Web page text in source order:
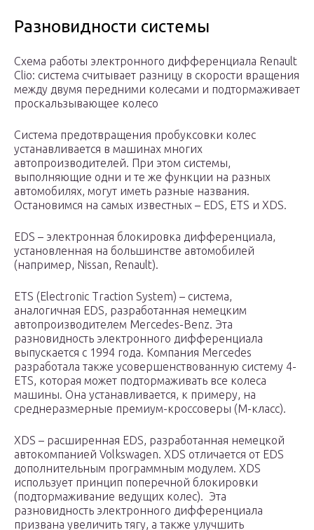
Разновидности системы
Схема работы электронного дифференциала Renault
Clio: система считывает разницу в скорости вращения
между двумя передними колесами и подтормаживает
проскальзывающее колесо
Система предотвращения пробуксовки колес
устанавливается в машинах многих
автопроизводителей. При этом системы,
выполняющие одни и те же функции на разных
автомобилях, могут иметь разные названия.
Остановимся на самых известных – EDS, ETS и XDS.
EDS – электронная блокировка дифференциала,
установленная на большинстве автомобилей
(например, Nissan, Renault).
ETS (Electronic Traction System) – система,
аналогичная EDS, разработанная немецким
автопроизводителем Mercedes-Benz. Эта
разновидность электронного дифференциала
выпускается с 1994 года. Компания Mercedes
разработала также усовершенствованную систему 4-
ETS, которая может подтормаживать все колеса
машины. Она устанавливается, к примеру, на
среднеразмерные премиум-кроссоверы (M-класс).
XDS – расширенная EDS, разработанная немецкой
автокомпанией Volkswagen. XDS отличается от EDS
дополнительным программным модулем. XDS
использует принцип поперечной блокировки
(подтормаживание ведущих колес). Эта
разновидность электронного дифференциала
призвана увеличить тягу, а также улучшить